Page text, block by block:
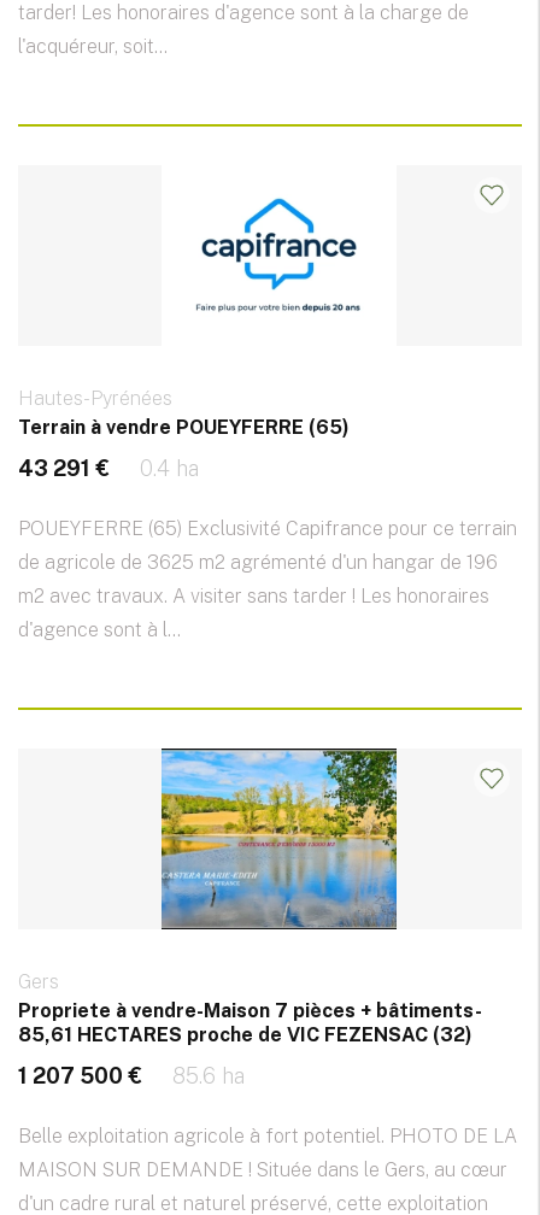
tarder! Les honoraires d'agence sont à la charge de
l'acquéreur, soit...
Hautes-Pyrénées
Terrain à vendre POUEYFERRE (65)
43 291 € 0.4 ha
POUEYFERRE (65) Exclusivité Capifrance pour ce terrain
de agricole de 3625 m2 agrémenté d'un hangar de 196
m2 avec travaux. A visiter sans tarder ! Les honoraires
d'agence sont à l...
Gers
Propriete à vendre-Maison 7 pièces + bâtiments-
85,61 HECTARES proche de VIC FEZENSAC (32)
1 207 500 € 85.6 ha
Belle exploitation agricole à fort potentiel. PHOTO DE LA
MAISON SUR DEMANDE ! Située dans le Gers, au cœur
d'un cadre rural et naturel préservé, cette exploitation